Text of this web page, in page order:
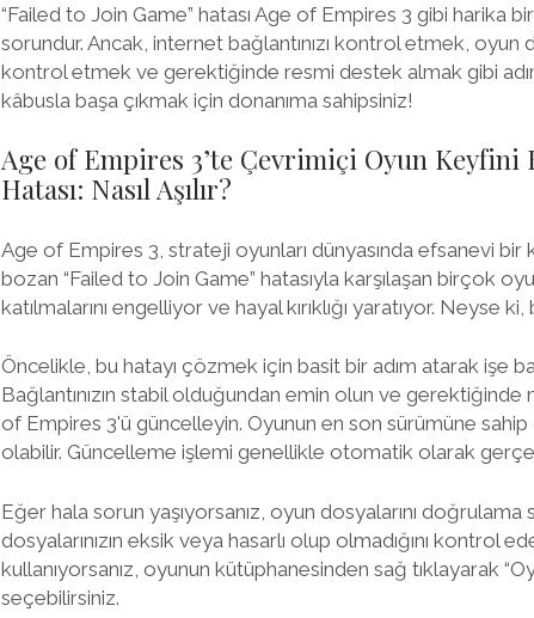
“Failed to Join Game” hatası Age of Empires 3 gibi harika bir
sorundur. Ancak, internet bağlantınızı kontrol etmek, oyun
kontrol etmek ve gerektiğinde resmi destek almak gibi
kâbusla başa çıkmak için donanıma sahipsiniz!
Age of Empires 3’te Çevrimiçi Oyun Keyfini
Hatası: Nasıl Aşılır?
Age of Empires 3, strateji oyunları dünyasında efsanevi
bozan “Failed to Join Game” hatasıyla karşılaşan birçok
katılmalarını engelliyor ve hayal kırıklığı yaratıyor. Neyse
Öncelikle, bu hatayı çözmek için basit bir adım atarak işe
Bağlantınızın stabil olduğundan emin olun ve gerektiğinde
of Empires 3'ü güncelleyin. Oyunun en son sürümüne
olabilir. Güncelleme işlemi genellikle otomatik olarak
Eğer hala sorun yaşıyorsanız, oyun dosyalarını
dosyalarınızın eksik veya hasarlı olup olmadığını
kullanıyorsanız, oyunun kütüphanesinden sağ tıklayarak
seçebilirsiniz.